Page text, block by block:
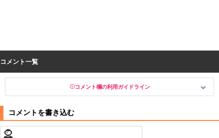
コメント一覧
コメント欄の利用ガイドライン
以下の書き込みを禁止とし、場合によってはコメント削除や書き込み制
限を行う可能性がございます。 あらかじめご了承ください。